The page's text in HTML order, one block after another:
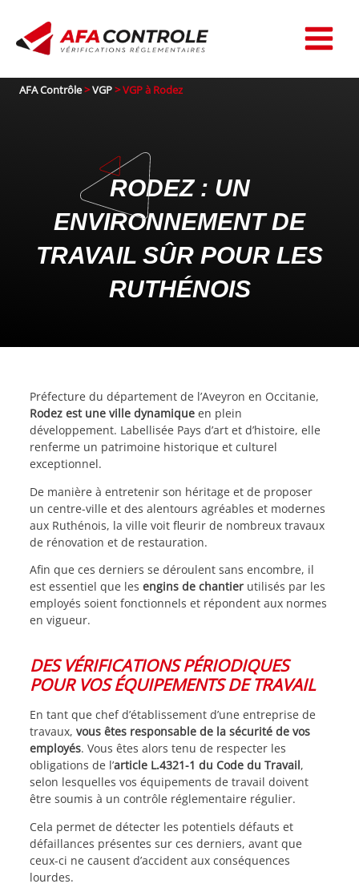
contenu
AFA Contrôle>VGP>VGP à Rodez
RODEZ : UN
ENVIRONNEMENT DE
TRAVAIL SÛR POUR LES
RUTHÉNOIS
Préfecture du département de l’Aveyron en Occitanie,
Rodez est une ville dynamique en plein
développement. Labellisée Pays d’art et d’histoire, elle
renferme un patrimoine historique et culturel
exceptionnel.
De manière à entretenir son héritage et de proposer
un centre-ville et des alentours agréables et modernes
aux Ruthénois, la ville voit fleurir de nombreux travaux
de rénovation et de restauration.
Afin que ces derniers se déroulent sans encombre, il
est essentiel que lesengins de chantier utilisés par les
employés soient fonctionnels et répondent aux normes
en vigueur.
DES VÉRIFICATIONS PÉRIODIQUES
POUR VOS ÉQUIPEMENTS DE TRAVAIL
En tant que chef d’établissement d’une entreprise de
travaux,vous êtes responsable de la sécurité de vos
employés. Vous êtes alors tenu de respecter les
obligations de l’article L.4321-1 du Code du Travail,
selon lesquelles vos équipements de travail doivent
être soumis à un contrôle réglementaire régulier.
Cela permet de détecter les potentiels défauts et
défaillances présentes sur ces derniers, avant que
ceux-ci ne causent d’accident aux conséquences
lourdes.